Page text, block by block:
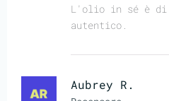
L'olio in sé è
autentico.
Aubrey R.